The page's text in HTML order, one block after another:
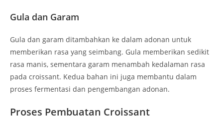
Gula dan Garam
Gula dan garam ditambahkan ke dalam adonan untuk
memberikan rasa yang seimbang. Gula memberikan sedikit
rasa manis, sementara garam menambah kedalaman rasa
pada croissant. Kedua bahan ini juga membantu dalam
proses fermentasi dan pengembangan adonan.
Proses Pembuatan Croissant